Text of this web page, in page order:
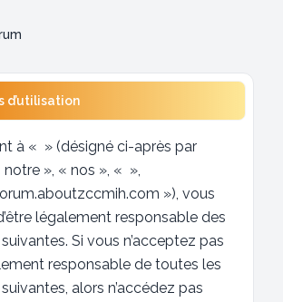
d’utilisation
à « » (désigné ci-après par
notre », « nos », « »,
»), vous
légalement responsable des
Si vous n’acceptez pas
responsable de toutes les
alors n’accédez pas